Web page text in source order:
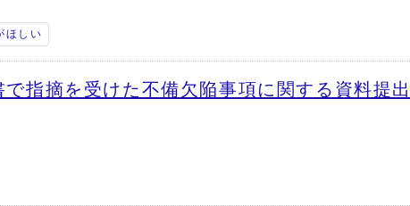
ほしい
指摘を受けた不備欠陥事項に関する資料提出